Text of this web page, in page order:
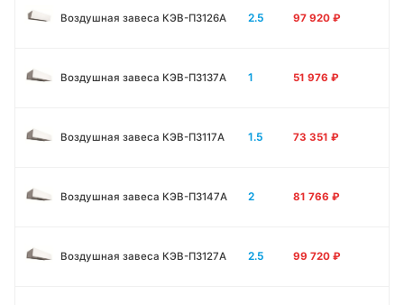
Воздушная завеса КЭВ-П3126A 2.5 97 920 ₽
Воздушная завеса КЭВ-П3137A 1 51 976 ₽
Воздушная завеса КЭВ-П3117A 1.5 73 351 ₽
Воздушная завеса КЭВ-П3147A 2 81 766 ₽
Воздушная завеса КЭВ-П3127A 2.5 99 720 ₽